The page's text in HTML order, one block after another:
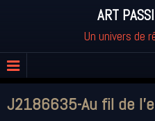
ART
Un univers de
J2186635-Au fil de